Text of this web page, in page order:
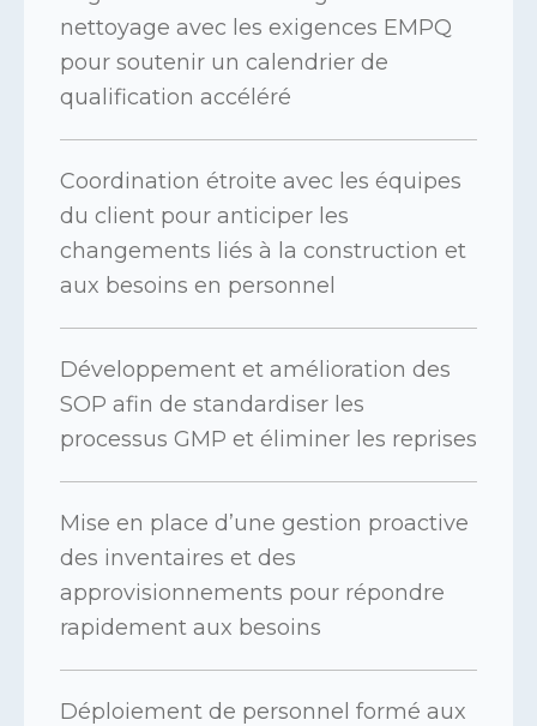
nettoyage avec les exigences EMPQ
pour soutenir un calendrier de
qualification accéléré
Coordination étroite avec les équipes
du client pour anticiper les
changements liés à la construction et
aux besoins en personnel
Développement et amélioration des
SOP afin de standardiser les
processus GMP et éliminer les reprises
Mise en place d’une gestion proactive
des inventaires et des
approvisionnements pour répondre
rapidement aux besoins
Déploiement de personnel formé aux